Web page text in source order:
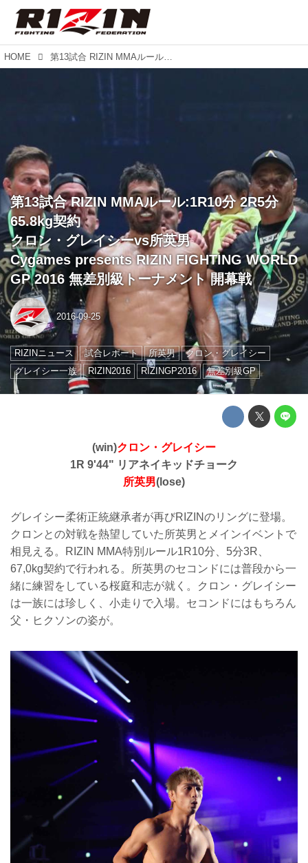
HOME 第13試合 RIZIN MMAルール:1R10分 2R5分 65.8kg契約 クロン・グレイシーvs所英男 Cygames presents RIZIN FIGHTING WORLD GP 2016 無差別級トーナメント 開幕戦
第13試合 RIZIN MMAルール:1R10分 2R5分
65.8kg契約
クロン・グレイシーvs所英男
Cygames presents RIZIN FIGHTING WORLD
GP 2016 無差別級トーナメント 開幕戦
2016-09-25
RIZINニュース 試合レポート 所英男
クロン・グレイシー
グレイシー一族
RIZIN2016 RIZINGP2016 無差別級GP
(win)クロン・グレイシー
1R 9'44" リアネイキッドチョーク
所英男(lose)
グレイシー柔術正統継承者が再びRIZINのリングに登場。
クロンとの対戦を熱望していた所英男とメインイベントで
相見える。RIZIN MMA特別ルール1R10分、5分3R、
67,0kg契約で行われる。所英男のセコンドには普段から一
緒に練習をしている桜庭和志が就く。クロン・グレイシー
は一族には珍しく、小走りで入場。セコンドにはもちろん
父・ヒクソンの姿が。